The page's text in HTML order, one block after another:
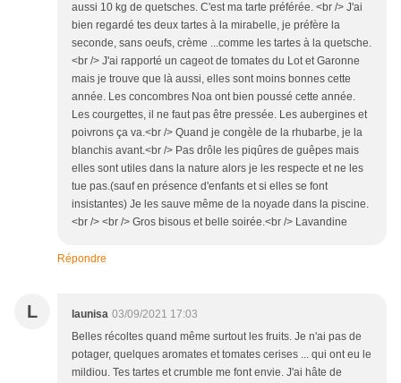
aussi 10 kg de quetsches. C'est ma tarte préférée. <br /> J'ai
bien regardé tes deux tartes à la mirabelle, je préfère la
seconde, sans oeufs, crème ...comme les tartes à la quetsche.
<br /> J'ai rapporté un cageot de tomates du Lot et Garonne
mais je trouve que là aussi, elles sont moins bonnes cette
année. Les concombres Noa ont bien poussé cette année.
Les courgettes, il ne faut pas être pressée. Les aubergines et
poivrons ça va.<br /> Quand je congèle de la rhubarbe, je la
blanchis avant.<br /> Pas drôle les piqûres de guêpes mais
elles sont utiles dans la nature alors je les respecte et ne les
tue pas.(sauf en présence d'enfants et si elles se font
insistantes) Je les sauve même de la noyade dans la piscine.
<br /> <br /> Gros bisous et belle soirée.<br /> Lavandine
Répondre
L launisa 03/09/2021 17:03
Belles récoltes quand même surtout les fruits. Je n'ai pas de
potager, quelques aromates et tomates cerises ... qui ont eu le
mildiou. Tes tartes et crumble me font envie. J'ai hâte de